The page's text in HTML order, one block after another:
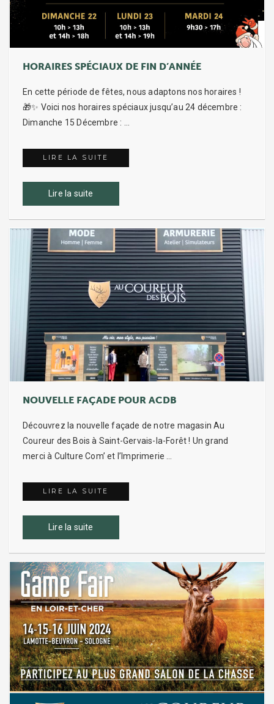
HORAIRES SPÉCIAUX DE FIN D’ANNÉE
En cette période de fêtes, nous adaptons nos horaires !
🎁✨ Voici nos horaires spéciaux jusqu’au 24 décembre :
Dimanche 15 Décembre : …
LIRE LA SUITE
Lire la suite
NOUVELLE FAÇADE POUR ACDB
Découvrez la nouvelle façade de notre magasin Au
Coureur des Bois à Saint-Gervais-la-Forêt ! Un grand
merci à Culture Com’ et l’Imprimerie …
LIRE LA SUITE
Lire la suite